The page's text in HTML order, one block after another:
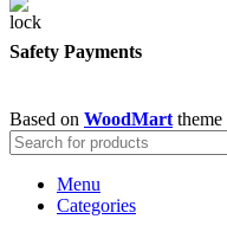
Safety Payments
Based on WoodMart theme
Menu
Categories